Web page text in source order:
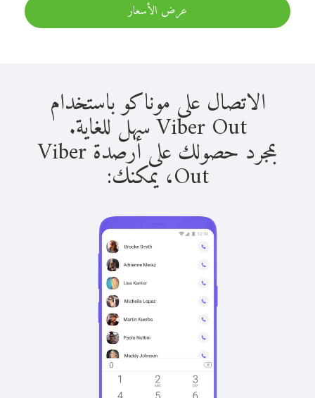
عرض الأسعار
الاتصال على موناكو باستخدام
Viber Out سهل للغاية.
بمجرد حصولك على أرصدة Viber
Out، يمكنك: